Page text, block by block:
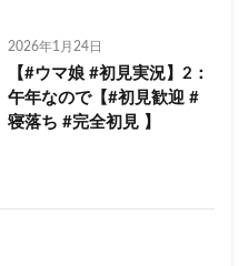
2026年1月24日
【#ウマ娘 #初見実況】2：
午年なので【#初見歓迎 #
寝落ち #完全初見 】